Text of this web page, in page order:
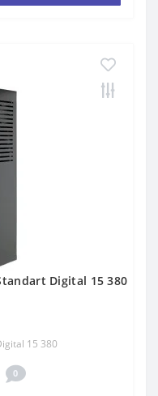
Digital 15 380
15 380
0